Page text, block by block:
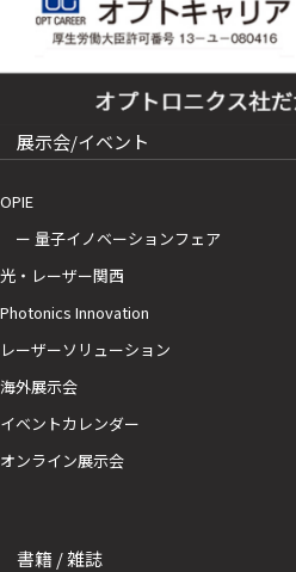
展示会/イベント
OPIE
ー 量子イノベーションフェア
光・レーザー関西
Photonics Innovation
レーザーソリューション
海外展示会
イベントカレンダー
オンライン展示会
書籍 / 雑誌